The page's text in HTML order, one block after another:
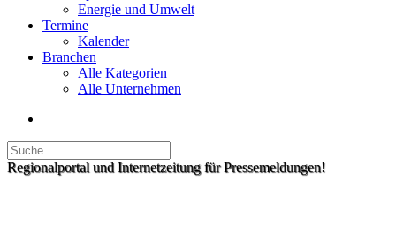
Energie und Umwelt
Termine
Kalender
Branchen
Alle Kategorien
Alle Unternehmen
Regionalportal und Internetzeitung für Pressemeldungen!